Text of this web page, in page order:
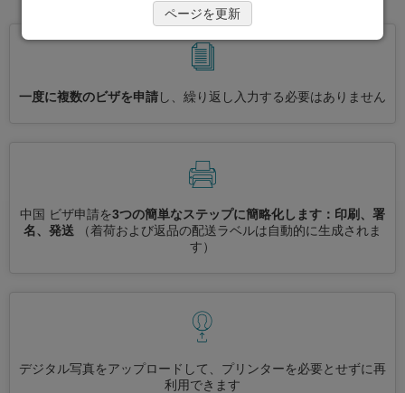
一度に複数のビザを申請し、繰り返し入力する必要はありません
中国 ビザ申請を3つの簡単なステップに簡略化します：印刷、署
名、発送
（着荷および返品の配送ラベルは自動的に生成されま
す）
デジタル写真をアップロードして、プリンターを必要とせずに再
利用できます
ページを更新